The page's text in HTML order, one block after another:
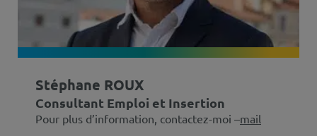
Stéphane ROUX
Consultant Emploi et Insertion
Pour plus d’information, contactez-moi –mail